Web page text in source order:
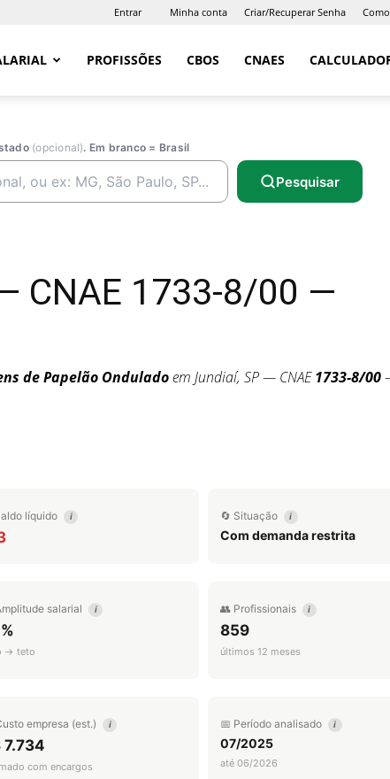
Entrar Minha conta Criar/Recuperar Senha
PROFISSÕES CBOS CNAES
(opcional). Em branco = Brasil
Pesquisar
CNAE 1733-8/00 —
de Papelão Onduladoem Jundiaí, SP — CNAE1733-8/00
líquido i 🔄 Situação i
Com demanda restrita
salarial i
→ teto
👥 Profissionais i
859
últimos 12 meses
empresa (est.) i
7.734
com encargos
📅 Período analisado i
07/2025
até 06/2026